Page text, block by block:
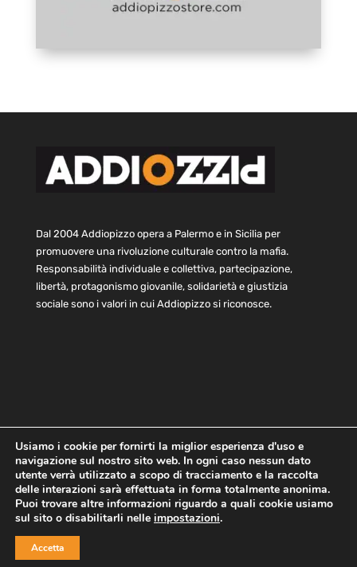
Dal 2004 Addiopizzo opera a Palermo e in Sicilia per
promuovere una rivoluzione culturale contro la mafia.
Responsabilità individuale e collettiva, partecipazione,
libertà, protagonismo giovanile, solidarietà e giustizia
sociale sono i valori in cui Addiopizzo si riconosce.
Home Statuto e bilancio
Contatti
Privacy
Cookie Child Protection Policy
Copyright © 2021 AddioPizzo | Tutti i diritti riservati | Sede
Usiamo i cookie per fornirti la miglior esperienza d'uso e
navigazione sul nostro sito web. In ogni caso nessun dato
utente verrà utilizzato a scopo di tracciamento e la raccolta
delle interazioni sarà effettuata in forma totalmente anonima.
Puoi trovare altre informazioni riguardo a quali cookie usiamo
sul sito o disabilitarli nelle impostazioni.
Accetta